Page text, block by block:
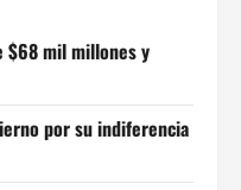
$68 mil millones y
por su indiferencia